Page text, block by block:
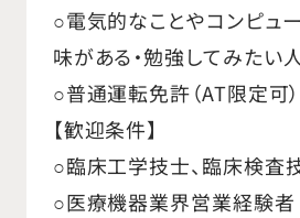
○電気的なことやコンピュ
味がある・勉強してみたい
○普通運転免許（AT限定可）
【歓迎条件】
○臨床工学技士、臨床検査
○医療機器業界営業経験者